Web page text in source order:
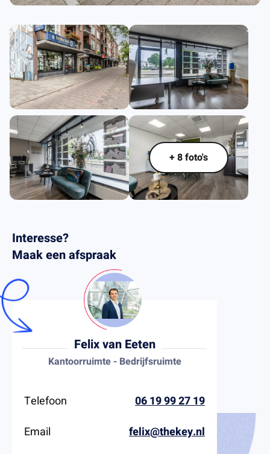
. .
. + 8 foto's
Interesse?
Maak een afspraak
Felix van Eeten
Kantoorruimte - Bedrijfsruimte
Telefoon
06 19 99 27 19
Email
felix@thekey.nl